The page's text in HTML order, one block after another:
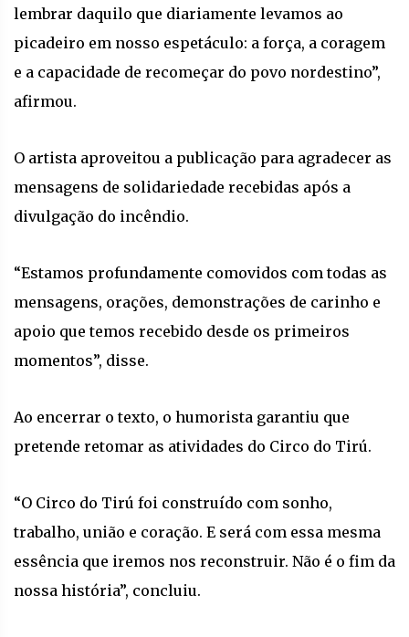
lembrar daquilo que diariamente levamos ao
picadeiro em nosso espetáculo: a força, a coragem
e a capacidade de recomeçar do povo nordestino”,
afirmou.
O artista aproveitou a publicação para agradecer as
mensagens de solidariedade recebidas após a
divulgação do incêndio.
“Estamos profundamente comovidos com todas as
mensagens, orações, demonstrações de carinho e
apoio que temos recebido desde os primeiros
momentos”, disse.
Ao encerrar o texto, o humorista garantiu que
pretende retomar as atividades do Circo do Tirú.
“O Circo do Tirú foi construído com sonho,
trabalho, união e coração. E será com essa mesma
essência que iremos nos reconstruir. Não é o fim da
nossa história”, concluiu.